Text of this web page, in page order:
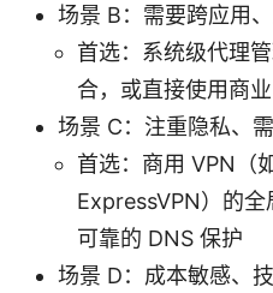
场景 B：需要跨应用
首选：系统级代理
合，或直接使用商
场景 C：注重隐私、
首选：商用 VPN（
ExpressVPN）的
可靠的 DNS 保护
场景 D：成本敏感、